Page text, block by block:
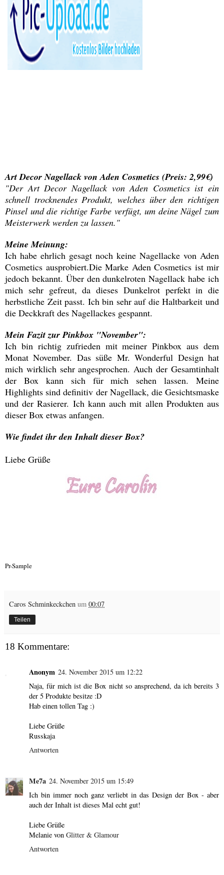
Art Decor Nagellack von Aden Cosmetics (Preis: 2,99€)
"Der Art Decor Nagellack von Aden Cosmetics ist ein
schnell trocknendes Produkt, welches über den richtigen
Pinsel und die richtige Farbe verfügt, um deine Nägel zum
Meisterwerk werden zu lassen."
Meine Meinung:
Ich habe ehrlich gesagt noch keine Nagellacke von Aden
Cosmetics ausprobiert.Die Marke Aden Cosmetics ist mir
jedoch bekannt. Über den dunkelroten Nagellack habe ich
mich sehr gefreut, da dieses Dunkelrot perfekt in die
herbstliche Zeit passt. Ich bin sehr auf die Haltbarkeit und
die Deckkraft des Nagellackes gespannt.
Mein Fazit zur Pinkbox "November":
Ich bin richtig zufrieden mit meiner Pinkbox aus dem
Monat November. Das süße Mr. Wonderful Design hat
mich wirklich sehr angesprochen. Auch der Gesamtinhalt
der Box kann sich für mich sehen lassen. Meine
Highlights sind definitiv der Nagellack, die Gesichtsmaske
und der Rasierer. Ich kann auch mit allen Produkten aus
dieser Box etwas anfangen.
Wie findet ihr den Inhalt dieser Box?
Liebe Grüße
Pr-Sample
Caros Schminkeckchen um 00:07
Teilen
18 Kommentare:
Anonym 24. November 2015 um 12:22
Naja, für mich ist die Box nicht so ansprechend, da ich bereits 3
der 5 Produkte besitze :D
Hab einen tollen Tag :)
Liebe Grüße
Russkaja
Antworten
Me7a 24. November 2015 um 15:49
Ich bin immer noch ganz verliebt in das Design der Box - aber
auch der Inhalt ist dieses Mal echt gut!
Liebe Grüße
Melanie von Glitter & Glamour
Antworten